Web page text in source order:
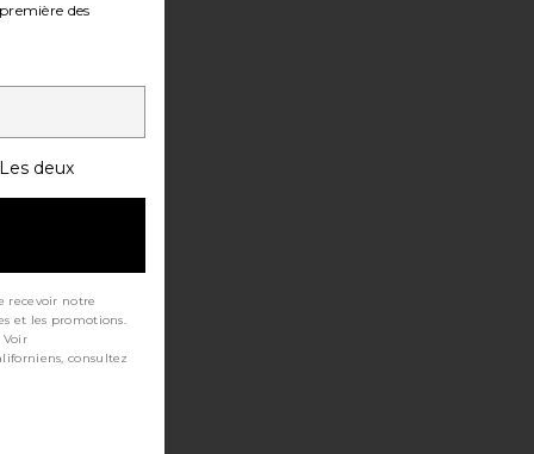
des
deux
recevoir notre
et les promotions.